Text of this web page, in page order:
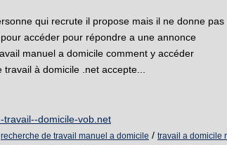
qui recrute il propose mais il ne donne
accéder pour répondre a une annonce
manuel a domicile comment y accéder
travail à domicile .net accepte...
travail--domicile-vob.net
recherche de travail manuel a domicile / travail a domicile